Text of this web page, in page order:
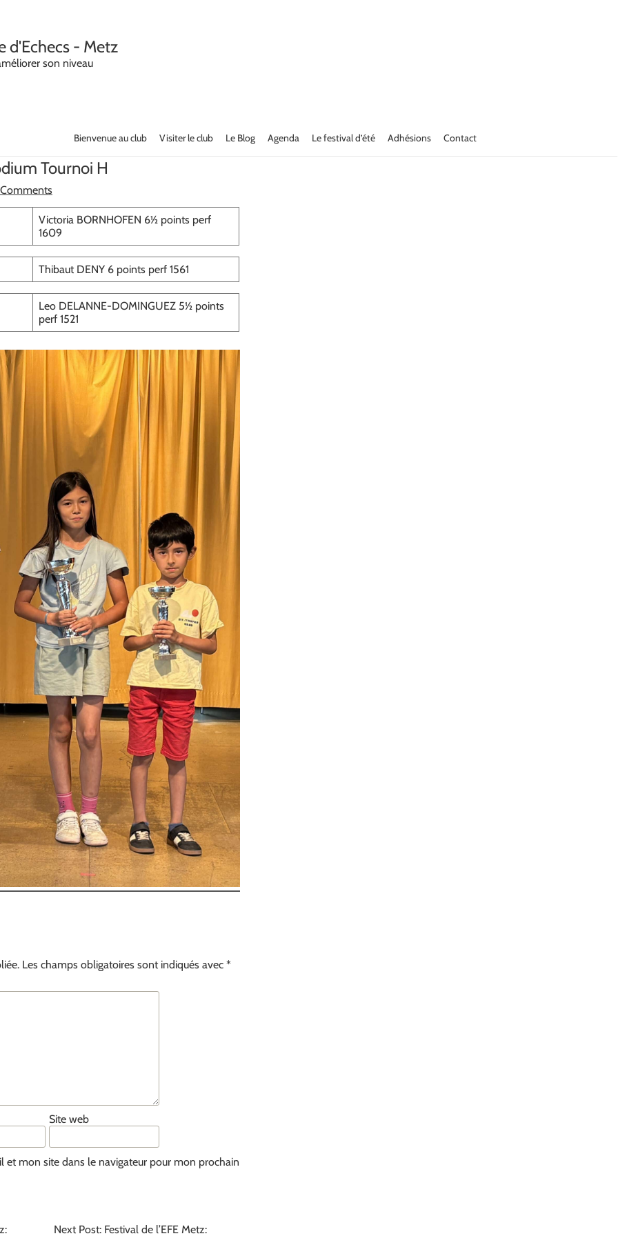
d'Echecs - Metz
son niveau
Bienvenue au club Visiter le club Le Blog Agenda Le festival d’été Adhésions Contact
Tournoi H
Victoria BORNHOFEN 6½ points perf
1609
Thibaut DENY 6 points perf 1561
Leo DELANNE-DOMINGUEZ 5½ points
perf 1521
Les champs obligatoires sont indiqués avec *
Site web
mon site dans le navigateur pour mon prochain
Next Post: Festival de l’EFE Metz: